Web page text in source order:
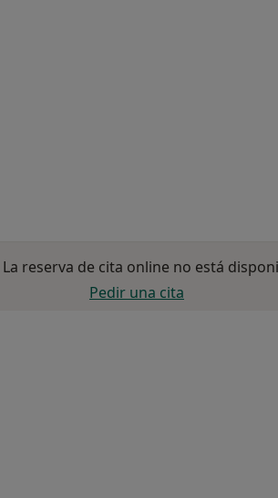
La reserva de cita online no está
Pedir una cita